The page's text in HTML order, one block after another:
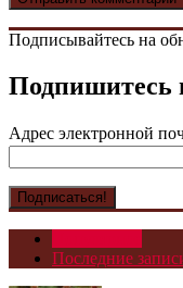
Подписывайтесь на
Подпишитесь
Адрес электронной
Последние